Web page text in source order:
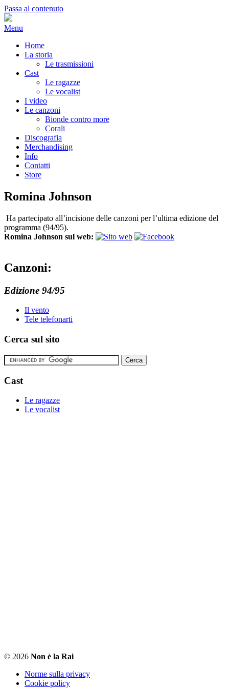
Passa al contenuto
Menu
Home
La storia
Le trasmissioni
Cast
Le ragazze
Le vocalist
I video
Le canzoni
Bionde contro more
Corali
Discografia
Merchandising
Info
Contatti
Store
Romina Johnson
Ha partecipato all’incisione delle canzoni per l’ultima edizione del
programma (94/95).
Romina Johnson sul web:
Canzoni:
Edizione 94/95
Il vento
Tele telefonarti
Cerca sul sito
Cast
Le ragazze
Le vocalist
© 2026 Non è la Rai
Norme sulla privacy
Cookie policy